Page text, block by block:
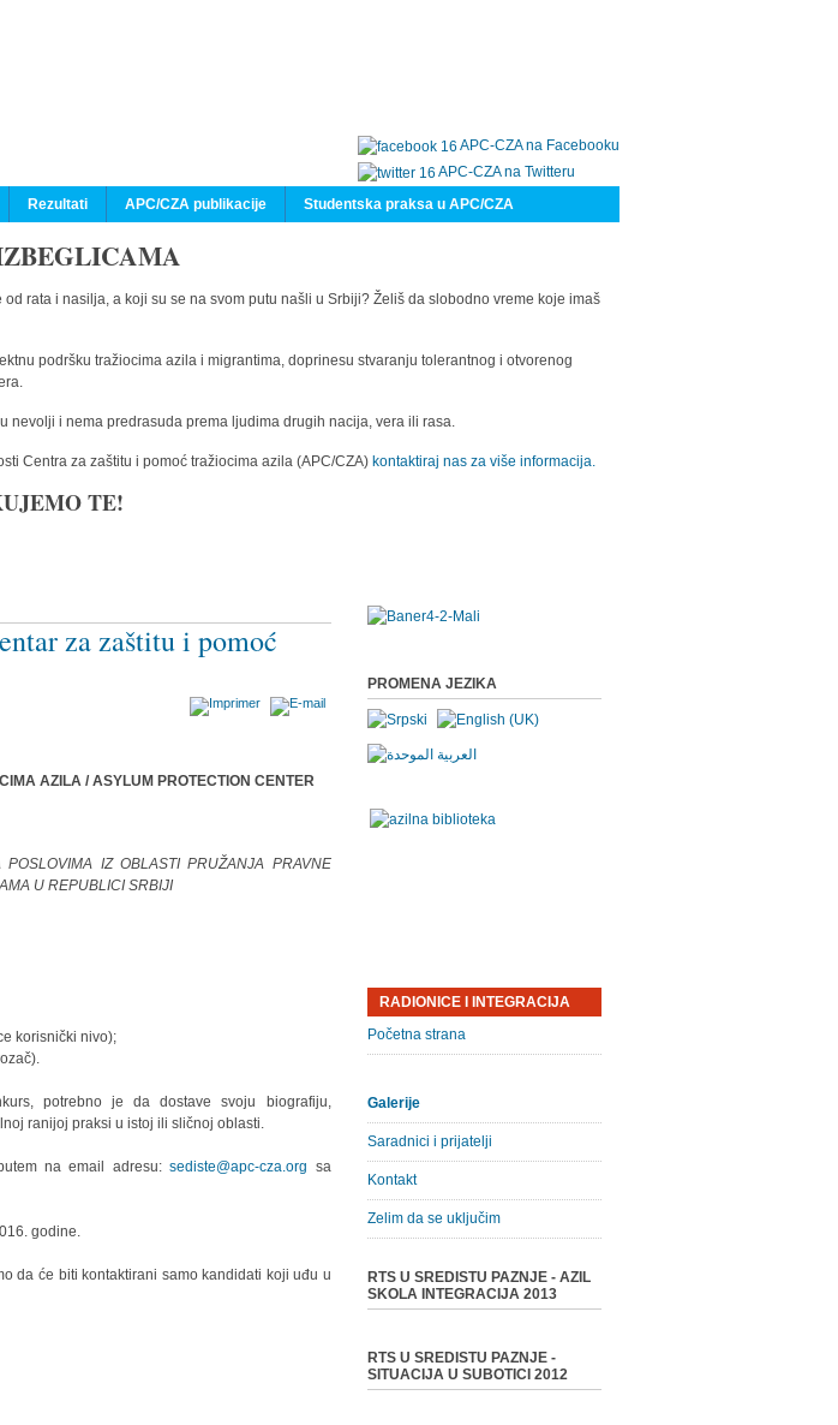
APC-CZA na Facebooku
APC-CZA na Twitteru
Rezultati APC/CZA publikacije Studentska praksa u APC/CZA
rata i nasilja, a koji su se na svom putu našli u Srbiji? Želiš da slobodno vreme koje imaš
podršku tražiocima azila i migrantima, doprinesu stvaranju tolerantnog i otvorenog
nevolji i nema predrasuda prema ljudima drugih nacija, vera ili rasa.
Centra za zaštitu i pomoć tražiocima azila (APC/CZA) kontaktiraj nas za više informacija.
TE!
za zaštitu i pomoć
AZILA / ASYLUM PROTECTION CENTER
IZ OBLASTI PRUŽANJA PRAVNE
U REPUBLICI SRBIJI
korisnički nivo);
potrebno je da dostave svoju biografiju,
ranijoj praksi u istoj ili sličnoj oblasti.
na email adresu:sediste@apc-cza.org sa
godine.
da će biti kontaktirani samo kandidati koji uđu u
PROMENA JEZIKA
RADIONICE I INTEGRACIJA
Početna strana
Galerije
Saradnici i prijatelji
Kontakt
Zelim da se uključim
RTS U SREDISTU PAZNJE - AZIL
SKOLA INTEGRACIJA 2013
RTS U SREDISTU PAZNJE -
SITUACIJA U SUBOTICI 2012